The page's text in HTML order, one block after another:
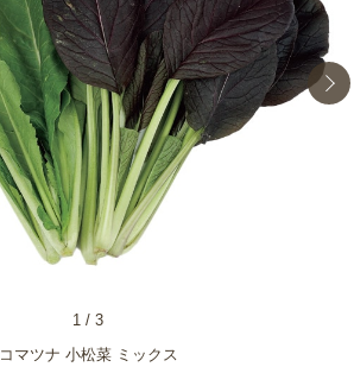
コマツナ 小松菜 ミックス
1 / 3